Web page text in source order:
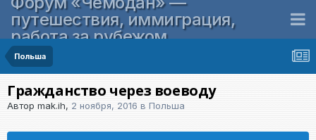
путешествия, иммиграция,
работа за рубежом
Польша
Гражданство через воеводу
Автор mak.ih, 2 ноября, 2016 в Польша